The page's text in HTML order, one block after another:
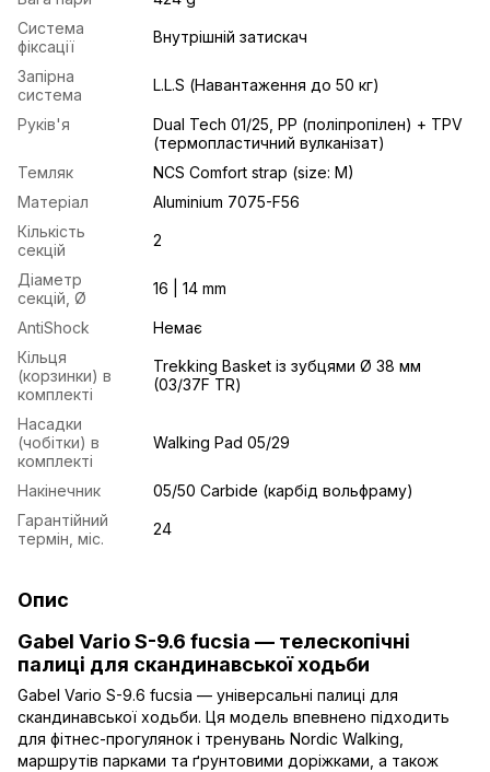
Система
фіксації
Внутрішній затискач
Запірна
система
L.L.S (Навантаження до 50 кг)
Руків'я
Dual Tech 01/25, PP (поліпропілен) + TPV
(термопластичний вулканізат)
Темляк
NCS Comfort strap (size: M)
Матеріал
Aluminium 7075-F56
Кількість
секцій
2
Діаметр
секцій, Ø
16 | 14 mm
AntiShock
Немає
Кільця
(корзинки) в
комплекті
Trekking Basket із зубцями Ø 38 мм
(03/37F TR)
Насадки
(чобітки) в
комплекті
Walking Pad 05/29
Накінечник
05/50 Carbide (карбід вольфраму)
Гарантійний
термін, міс.
24
Опис
Gabel Vario S-9.6 fucsia — телескопічні
палиці для скандинавської ходьби
Gabel Vario S-9.6 fucsia — універсальні палиці для
скандинавської ходьби. Ця модель впевнено підходить
для фітнес-прогулянок і тренувань Nordic Walking,
маршрутів парками та ґрунтовими доріжками, а також